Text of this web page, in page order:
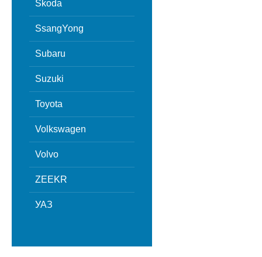
Skoda
SsangYong
Subaru
Suzuki
Toyota
Volkswagen
Volvo
ZEEKR
УАЗ